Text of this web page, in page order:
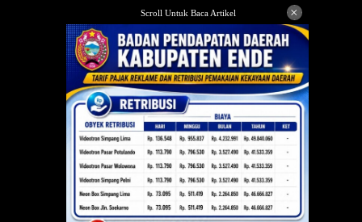
Scroll Untuk Baca Artikel ×